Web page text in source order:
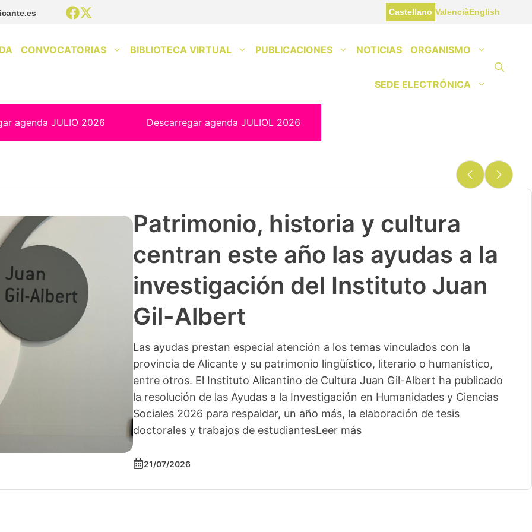
Castellano ValenciàEnglish
CONVOCATORIAS BIBLIOTECA VIRTUAL PUBLICACIONES NOTICIAS ORGANISMO
SEDE ELECTRÓNICA
agenda JULIO 2026 Descarregar agenda JULIOL 2026
Patrimonio, historia y cultura
centran este año las ayudas a la
investigación del Instituto Juan
Gil-Albert
Las ayudas prestan especial atención a los temas vinculados con la
provincia de Alicante y su patrimonio lingüístico, literario o humanístico,
entre otros. El Instituto Alicantino de Cultura Juan Gil-Albert ha publicado
la resolución de las Ayudas a la Investigación en Humanidades y Ciencias
Sociales 2026 para respaldar, un año más, la elaboración de tesis
doctorales y trabajos de estudiantesLeer más
21/07/2026